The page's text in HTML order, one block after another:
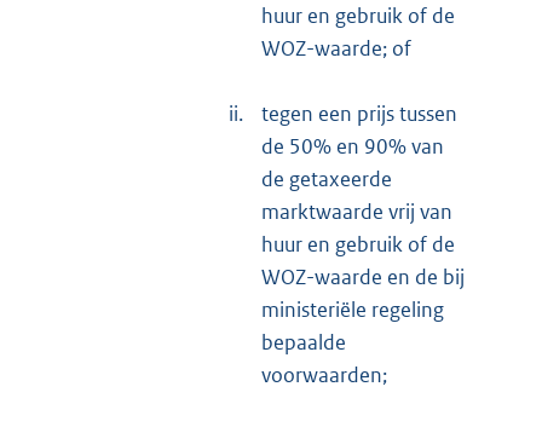
huur en gebruik of de
WOZ-waarde; of
ii.
tegen een prijs tussen
de 50% en 90% van
de getaxeerde
marktwaarde vrij van
huur en gebruik of de
WOZ-waarde en de bij
ministeriële regeling
bepaalde
voorwaarden;